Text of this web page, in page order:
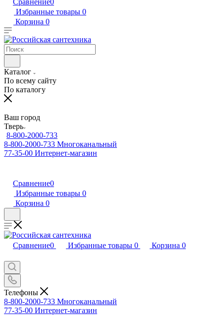
Сравнение0
Избранные товары 0
Корзина 0
Каталог
По всему сайту
По каталогу
Ваш город
Тверь
8-800-2000-733
8-800-2000-733 Многоканальный
77-35-00 Интернет-магазин
Сравнение0
Избранные товары 0
Корзина 0
Сравнение0 Избранные товары 0 Корзина 0
Телефоны
8-800-2000-733 Многоканальный
77-35-00 Интернет-магазин